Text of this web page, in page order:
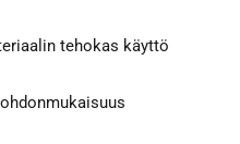
tehokas käyttö